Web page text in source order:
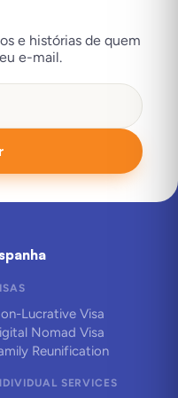
e histórias de quem
e-mail.
Lucrative Visa
Nomad Visa
Reunification
SERVICES